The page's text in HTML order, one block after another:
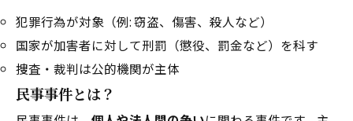
犯罪行為が対象（例: 窃盗、傷害、殺人など）
国家が加害者に対して刑罰（懲役、罰金など）を科す
捜査・裁判は公的機関が主体
民事事件とは？